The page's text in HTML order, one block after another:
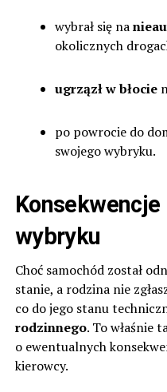
wybrał się na
okolicznych
ugrzązł w błocie
po powrocie do
swojego wybryku.
wybryku
Choć samochód został
stanie, a rodzina nie
co do jego stanu
rodzinnego. To właśnie
o ewentualnych
kierowcy.